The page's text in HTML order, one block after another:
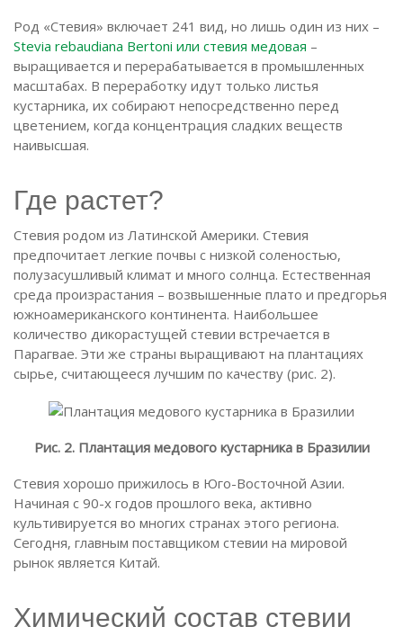
Род «Стевия» включает 241 вид, но лишь один из них –
Stevia rebaudiana Bertoni или стевия медовая –
выращивается и перерабатывается в промышленных
масштабах. В переработку идут только листья
кустарника, их собирают непосредственно перед
цветением, когда концентрация сладких веществ
наивысшая.
Где растет?
Стевия родом из Латинской Америки. Стевия
предпочитает легкие почвы с низкой соленостью,
полузасушливый климат и много солнца. Естественная
среда произрастания – возвышенные плато и предгорья
южноамериканского континента. Наибольшее
количество дикорастущей стевии встречается в
Парагвае. Эти же страны выращивают на плантациях
сырье, считающееся лучшим по качеству (рис. 2).
Рис. 2. Плантация медового кустарника в Бразилии
Стевия хорошо прижилось в Юго-Восточной Азии.
Начиная с 90-х годов прошлого века, активно
культивируется во многих странах этого региона.
Сегодня, главным поставщиком стевии на мировой
рынок является Китай.
Химический состав стевии